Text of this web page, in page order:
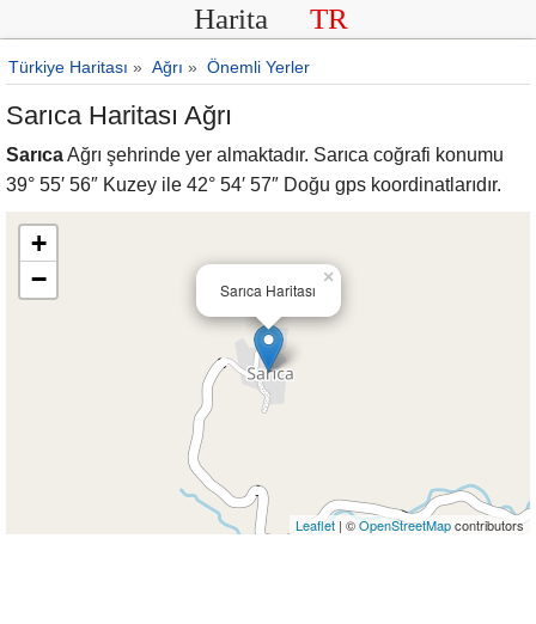
Harita TR
Türkiye Haritası » Ağrı » Önemli Yerler
Sarıca Haritası Ağrı
SarıcaAğrı şehrinde yer almaktadır. Sarıca coğrafi konumu
39° 55′ 56″ Kuzey ile 42° 54′ 57″ Doğu gps koordinatlarıdır.
Sarıca Haritası
×
+
−
Leaflet | ©OpenStreetMapcontributors